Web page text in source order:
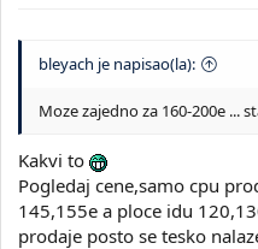
bleyach je napisao(la):
Moze zajedno za 160-200e ...
Kakvi to
Pogledaj cene,samo cpu
145,155e a ploce idu
prodaje posto se tesko